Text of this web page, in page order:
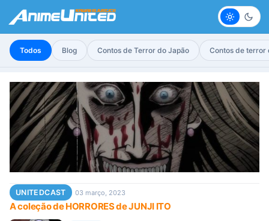
Claro
Todos Blog Contos de Terror do Japão Contos de terror
UNITEDCAST 03 março, 2023
A coleção de HORRORES de JUNJI ITO